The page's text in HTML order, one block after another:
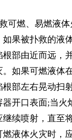
可燃、易燃液
如果被扑救的液
根部由近而远，
如果可燃液体
根部左右晃动扫
开口表面;当火
续喷射，直至
燃液体火灾时，